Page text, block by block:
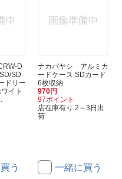
D
SD
ドリー
イト
う
ナカバヤシ アルミカ
ードケース SDカード
6枚収納
970円
97ポイント
店在庫有り 2～3日出
荷
一緒に買う